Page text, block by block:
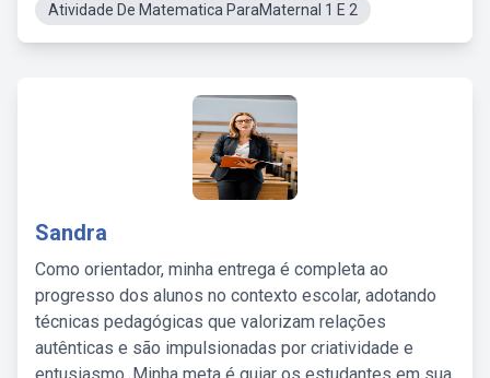
Atividade De Matematica ParaMaternal 1 E 2
Sandra
Como orientador, minha entrega é completa ao
progresso dos alunos no contexto escolar, adotando
técnicas pedagógicas que valorizam relações
autênticas e são impulsionadas por criatividade e